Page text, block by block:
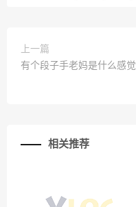
上一篇
有个段子手老妈是什么感觉
相关推荐